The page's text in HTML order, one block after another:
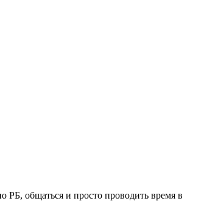
РБ, общаться и просто проводить время в